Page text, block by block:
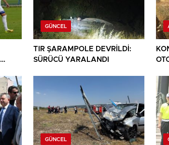
GÜNCEL
TIR ŞARAMPOLE DEVRİLDİ:
SÜRÜCÜ YARALANDI
GÜNCEL